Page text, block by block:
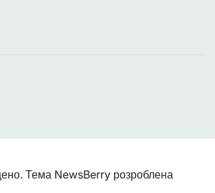
Тема NewsBerry розроблена